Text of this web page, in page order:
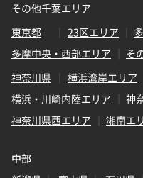
その他千葉エリア
東京都
23区エリア
多摩中央・西部エリア
そ
神奈川県
横浜湾岸エリア
横浜・川崎内陸エリア
神
神奈川県西エリア
湘南エ
中部